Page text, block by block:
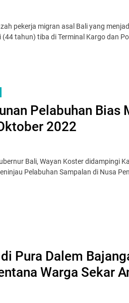
pekerja migran asal Bali yang
(44 tahun) tiba di Terminal Kargo dan
Pelabuhan Bias
2022
Bali, Wayan Koster didampingi
Pelabuhan Sampalan di Nusa
Pura Dalem
Warga Sekar